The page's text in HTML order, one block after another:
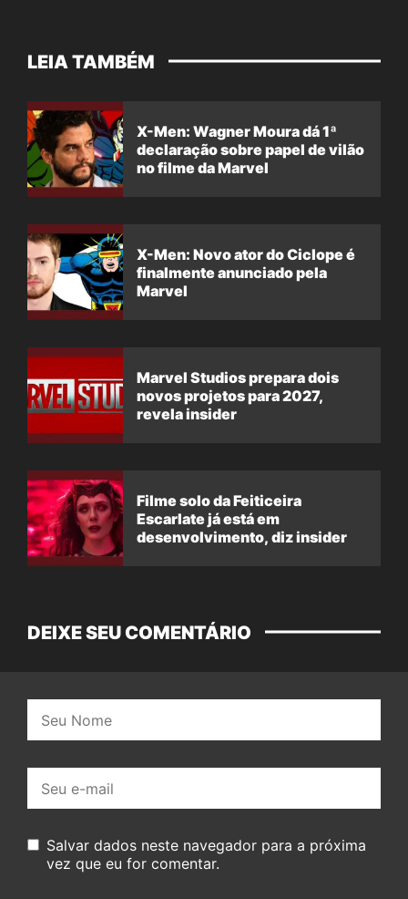
LEIA TAMBÉM
X-Men: Wagner Moura dá 1ª
declaração sobre papel de vilão
no filme da Marvel
X-Men: Novo ator do Ciclope é
finalmente anunciado pela
Marvel
Marvel Studios prepara dois
novos projetos para 2027,
revela insider
Filme solo da Feiticeira
Escarlate já está em
desenvolvimento, diz insider
DEIXE SEU COMENTÁRIO
mail:
Salvar dados neste navegador para a próxima
vez que eu for comentar.